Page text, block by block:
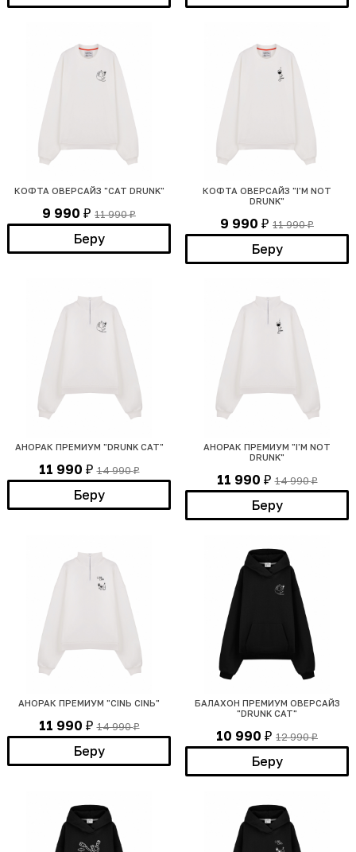
КОФТА ОВЕРСАЙЗ "CAT DRUNK"
9 990 ₽ 11 990₽
Беру
КОФТА ОВЕРСАЙЗ "I'M NOT
DRUNK"
9 990 ₽ 11 990₽
Беру
АНОРАК ПРЕМИУМ "DRUNK CAT"
11 990 ₽ 14 990₽
Беру
АНОРАК ПРЕМИУМ "I'M NOT
DRUNK"
11 990 ₽ 14 990₽
Беру
АНОРАК ПРЕМИУМ "CINЬ CINЬ"
11 990 ₽ 14 990₽
Беру
БАЛАХОН ПРЕМИУМ ОВЕРСАЙЗ
"DRUNK CAT"
10 990 ₽ 12 990₽
Беру